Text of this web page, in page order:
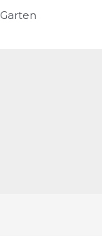
Garten